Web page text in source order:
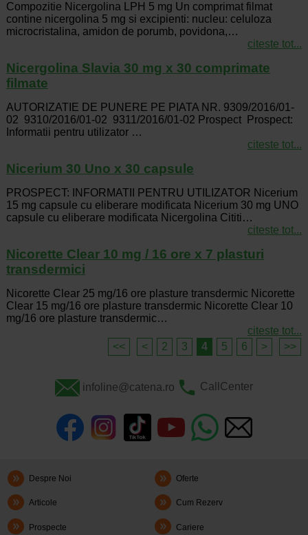
Compozitie Nicergolina LPH 5 mg Un comprimat filmat
contine nicergolina 5 mg si excipienti: nucleu: celuloza
microcristalina, amidon de porumb, povidona,…
citeste tot...
Nicergolina Slavia 30 mg x 30 comprimate
filmate
AUTORIZATIE DE PUNERE PE PIATA NR. 9309/2016/01-
02 9310/2016/01-02 9311/2016/01-02 Prospect Prospect:
Informatii pentru utilizator …
citeste tot...
Nicerium 30 Uno x 30 capsule
PROSPECT: INFORMATII PENTRU UTILIZATOR Nicerium
15 mg capsule cu eliberare modificata Nicerium 30 mg UNO
capsule cu eliberare modificata Nicergolina Cititi…
citeste tot...
Nicorette Clear 10 mg / 16 ore x 7 plasturi
transdermici
Nicorette Clear 25 mg/16 ore plasture transdermic Nicorette
Clear 15 mg/16 ore plasture transdermic Nicorette Clear 10
mg/16 ore plasture transdermic…
citeste tot...
<<
< 2 3 4 5 6 > >>
infoline@catena.ro CallCenter
Despre Noi Oferte
Articole Cum Rezerv
Prospecte Cariere